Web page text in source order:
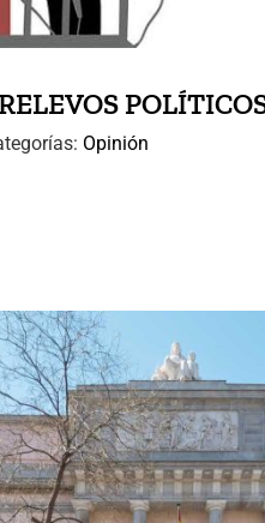
Opinión